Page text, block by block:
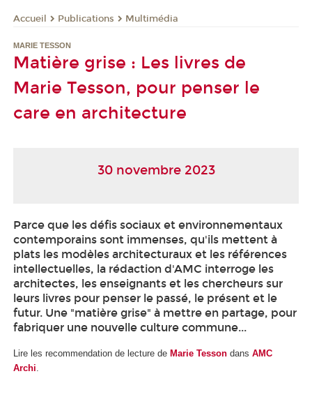
Accueil Publications Multimédia
MARIE TESSON
Matière grise : Les livres de
Marie Tesson, pour penser le
care en architecture
30 novembre 2023
Parce que les défis sociaux et environnementaux
contemporains sont immenses, qu'ils mettent à
plats les modèles architecturaux et les références
intellectuelles, la rédaction d'AMC interroge les
architectes, les enseignants et les chercheurs sur
leurs livres pour penser le passé, le présent et le
futur. Une "matière grise" à mettre en partage, pour
fabriquer une nouvelle culture commune...
Lire les recommendation de lecture de Marie Tesson dans AMC
Archi